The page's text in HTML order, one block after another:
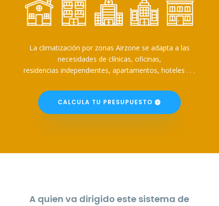
La climatización por zonas Airzone se adapta a las
necesidades de clínicas, oficinas,
residencias independientes, apartamentos, hoteles . . .
CALCULA TU PRESUPUESTO
A quien va dirigido este sistema de